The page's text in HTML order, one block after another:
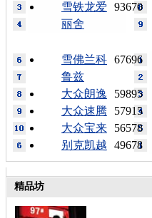
93670
雪铁龙爱
丽舍
67696
雪佛兰科
鲁兹
59895
大众朗逸
57915
大众速腾
56578
大众宝来
49678
别克凯越
精品坊